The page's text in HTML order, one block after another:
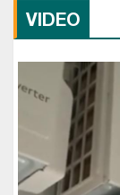
VIDEO